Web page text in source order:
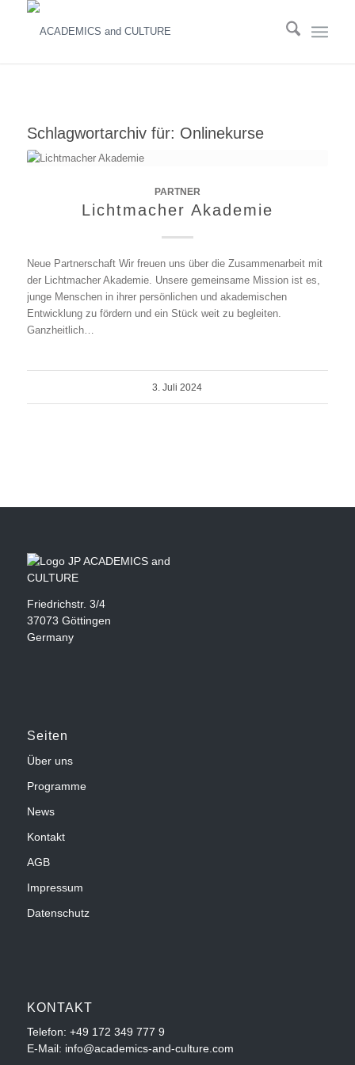
Schlagwortarchiv für: Onlinekurse
PARTNER
Lichtmacher Akademie
Neue Partnerschaft Wir freuen uns über die Zusammenarbeit mit
der Lichtmacher Akademie. Unsere gemeinsame Mission ist es,
junge Menschen in ihrer persönlichen und akademischen
Entwicklung zu fördern und ein Stück weit zu begleiten.
Ganzheitlich…
3. Juli 2024
Friedrichstr. 3/4
37073 Göttingen
Germany
Seiten
Über uns
Programme
News
Kontakt
AGB
Impressum
Datenschutz
KONTAKT
Telefon: +49 172 349 777 9
E-Mail: info@academics-and-culture.com